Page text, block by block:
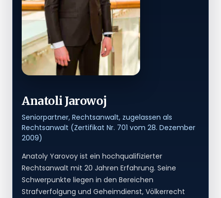
Anatoli Jarowoj
Seniorpartner, Rechtsanwalt, zugelassen als
Rechtsanwalt (Zertifikat Nr. 701 vom 28. Dezember
2009)
Anatoly Yarovoy ist ein hochqualifizierter
Rechtsanwalt mit 20 Jahren Erfahrung. Seine
Schwerpunkte liegen in den Bereichen
Strafverfolgung und Geheimdienst, Völkerrecht